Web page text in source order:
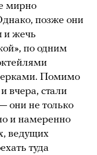
мирно
позже они
и жечь
по одним
Помимо
вчера, стали
они не только
и намеренно
ведущих
туда